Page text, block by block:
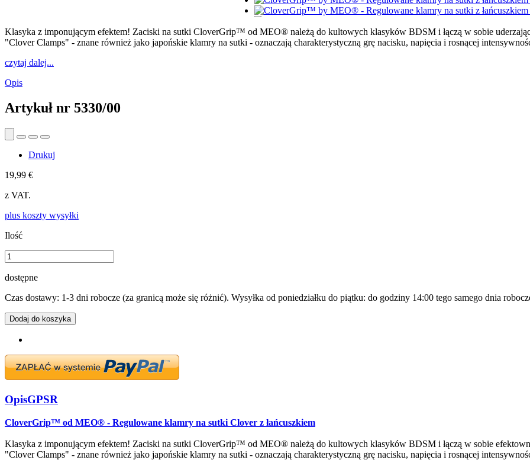
Klasyka z imponującym efektem! Zaciski na sutki CloverGrip™ od MEO® należą do kultowych klasyków BDSM i łączą w sobie
"Clover Clamps" - znane również jako japońskie klamry na sutki - oznaczają charakterystyczną grę nacisku, napięcia i rosnącej
czytaj dalej...
Opis
Artykuł nr 5330/00
Drukuj
19,99 €
z VAT.
plus koszty wysyłki
Ilość
dostępne
Czas dostawy: 1-3 dni robocze (za granicą może się różnić). Wysyłka od poniedziałku do piątku: do godziny 14:00 tego samego dnia
Dodaj do koszyka
OpisGPSR
CloverGrip™ od MEO® - Regulowane klamry na sutki Clover z łańcuszkiem
Klasyka z imponującym efektem! Zaciski na sutki CloverGrip™ od MEO® należą do kultowych klasyków BDSM i łączą w sobie
"Clover Clamps" - znane również jako japońskie klamry na sutki - oznaczają charakterystyczną grę nacisku, napięcia i rosnącej